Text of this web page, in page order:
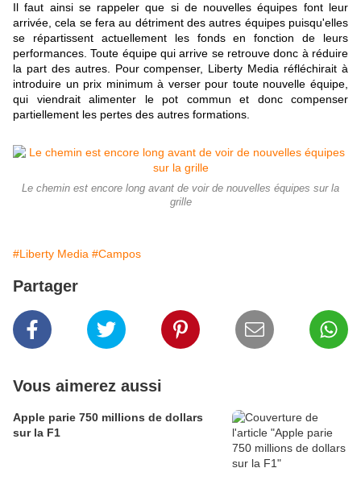
Il faut ainsi se rappeler que si de nouvelles équipes font leur
arrivée, cela se fera au détriment des autres équipes puisqu'elles
se répartissent actuellement les fonds en fonction de leurs
performances. Toute équipe qui arrive se retrouve donc à réduire
la part des autres. Pour compenser, Liberty Media réfléchirait à
introduire un prix minimum à verser pour toute nouvelle équipe,
qui viendrait alimenter le pot commun et donc compenser
partiellement les pertes des autres formations.
Le chemin est encore long avant de voir de nouvelles équipes sur la
grille
#Liberty Media #Campos
Partager
Vous aimerez aussi
Apple parie 750 millions de dollars
sur la F1